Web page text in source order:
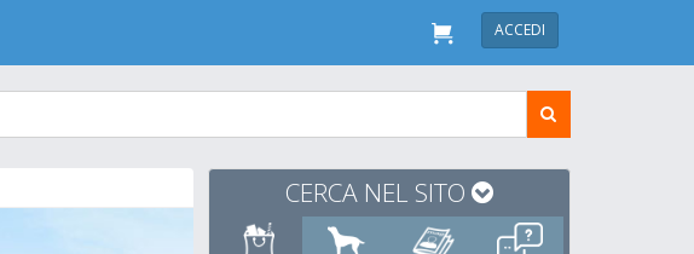
ACCEDI
CERCA NEL SITO